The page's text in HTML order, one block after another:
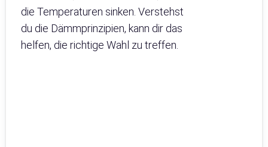
die Temperaturen sinken. Verstehst
du die Dämmprinzipien, kann dir das
helfen, die richtige Wahl zu treffen.